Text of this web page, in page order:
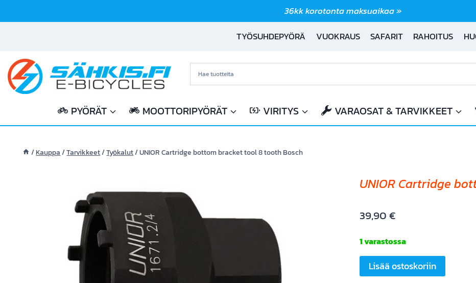
sisältöön
36kk korotonta maksuaikaa »
TYÖSUHDEPYÖRÄ
VUOKRAUS SAFARIT RAHOITUS
PYÖRÄT MOOTTORIPYÖRÄT VIRITYS VARAOSAT & TARVIKKEET
/Kauppa /Tarvikkeet/Työkalut/UNIOR Cartridge bottom bracket tool 8 tooth Bosch
UNIOR Cartridge
39,90€
1 varastossa
UNIOR
Cartridge
Lisää ostoskoriin